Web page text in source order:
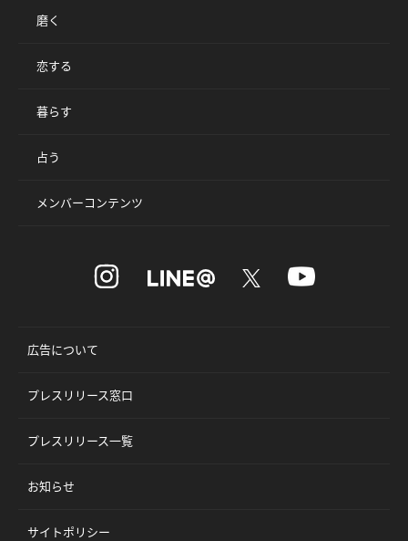
磨く
恋する
暮らす
占う
メンバーコンテンツ
広告について
プレスリリース窓口
プレスリリース一覧
お知らせ
サイトポリシー